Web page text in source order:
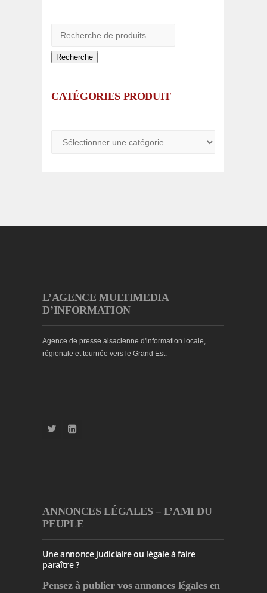
Recherche
CATÉGORIES PRODUIT
L’AGENCE MULTIMEDIA
D’INFORMATION
Agence de presse alsacienne d'information locale,
régionale et tournée vers le Grand Est.
ANNONCES LÉGALES – L’AMI DU
PEUPLE
Une annonce judiciaire ou légale à faire
paraître ?
Pensez à publiervos annonces légales en